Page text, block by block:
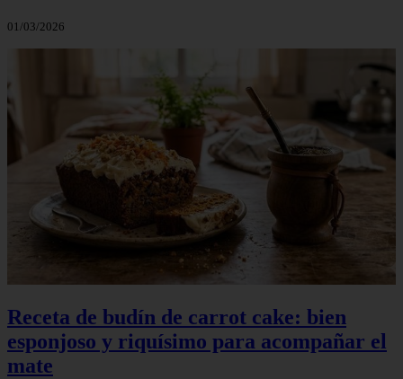
01/03/2026
Receta de budín de carrot cake: bien
esponjoso y riquísimo para acompañar el
mate